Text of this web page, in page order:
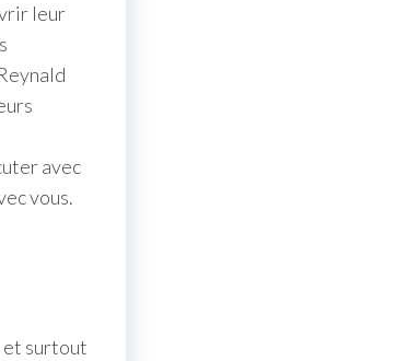
leur
avec
vous.
et surtout